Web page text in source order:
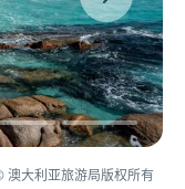
澳大利亚旅游局版权所有